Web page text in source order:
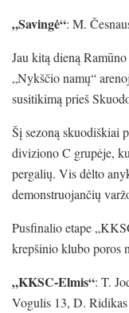
„Savingė“: M.
Jau kitą dieną
„Nykščio namų“
susitikimą prieš
Šį sezoną skuodiškiai
diviziono C grupėje,
pergalių. Vis dėlto
demonstruojančių
Pusfinalio etape
krepšinio klubo poros
„KKSC-Elmis“: T.
Vogulis 13, D.